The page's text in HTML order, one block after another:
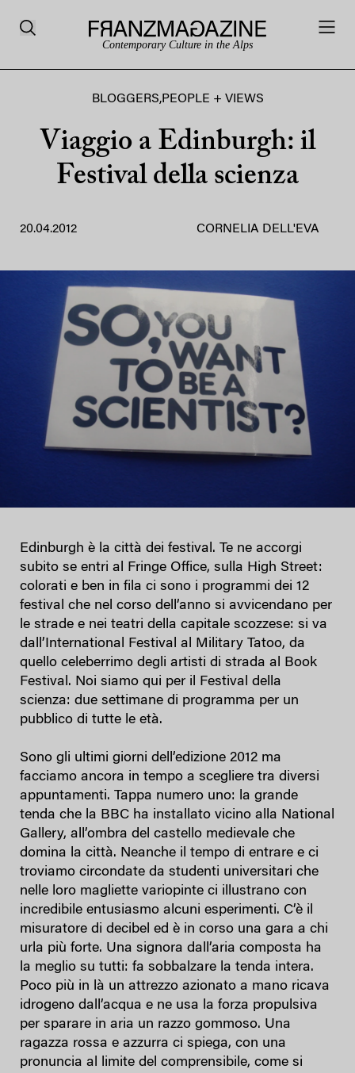
Contemporary Culture in the Alps
BLOGGERS,PEOPLE + VIEWS
Viaggio a Edinburgh: il
Festival della scienza
20.04.2012 CORNELIA DELL'EVA
Edinburgh è la città dei festival. Te ne accorgi
subito se entri al Fringe Office, sulla High Street:
colorati e ben in fila ci sono i programmi dei 12
festival che nel corso dell’anno si avvicendano per
le strade e nei teatri della capitale scozzese: si va
dall’International Festival al Military Tatoo, da
quello celeberrimo degli artisti di strada al Book
Festival. Noi siamo qui per il Festival della
scienza: due settimane di programma per un
pubblico di tutte le età.
Sono gli ultimi giorni dell’edizione 2012 ma
facciamo ancora in tempo a scegliere tra diversi
appuntamenti. Tappa numero uno: la grande
tenda che la BBC ha installato vicino alla National
Gallery, all’ombra del castello medievale che
domina la città. Neanche il tempo di entrare e ci
troviamo circondate da studenti universitari che
nelle loro magliette variopinte ci illustrano con
incredibile entusiasmo alcuni esperimenti. C’è il
misuratore di decibel ed è in corso una gara a chi
urla più forte. Una signora dall’aria composta ha
la meglio su tutti: fa sobbalzare la tenda intera.
Poco più in là un attrezzo azionato a mano ricava
idrogeno dall’acqua e ne usa la forza propulsiva
per sparare in aria un razzo gommoso. Una
ragazza rossa e azzurra ci spiega, con una
pronuncia al limite del comprensibile, come si